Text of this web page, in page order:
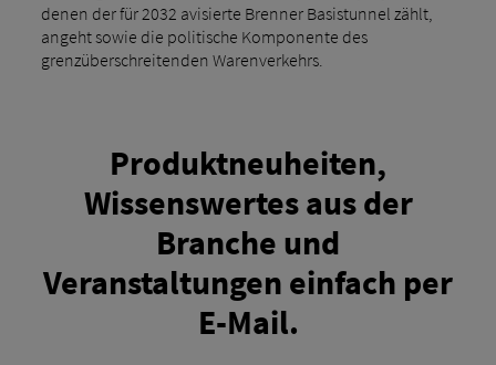
denen der für 2032 avisierte Brenner Basistunnel zählt,
angeht sowie die politische Komponente des
grenzüberschreitenden Warenverkehrs.
Produktneuheiten,
Wissenswertes aus der
Branche und
Veranstaltungen einfach per
E-Mail.